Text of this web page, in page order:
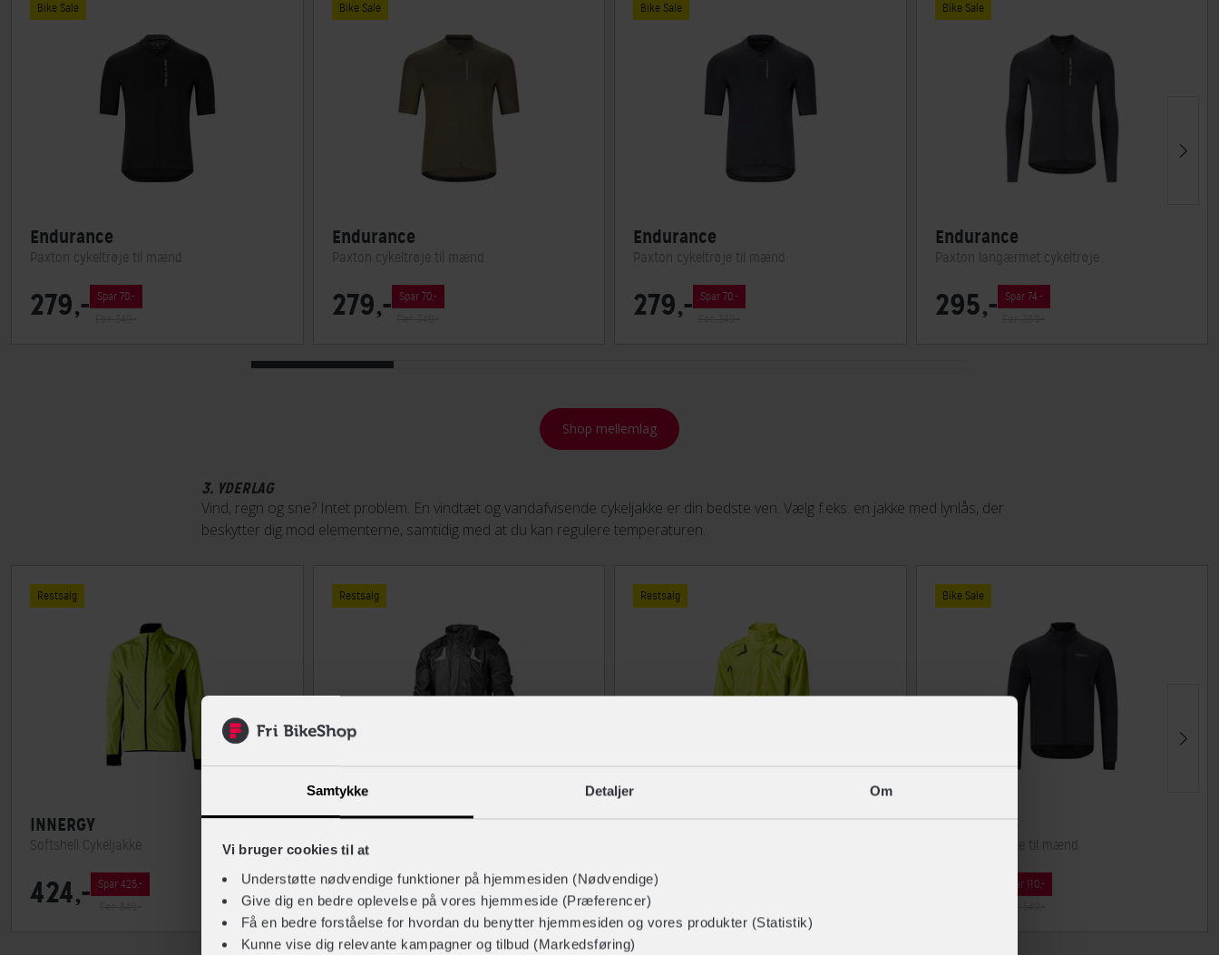
Samtykke Detaljer Om
Vi bruger cookies til at
Understøtte nødvendige funktioner på hjemmesiden (Nødvendige)
Give dig en bedre oplevelse på vores hjemmeside (Præferencer)
Få en bedre forståelse for hvordan du benytter hjemmesiden og vores produkter (Statistik)
Kunne vise dig relevante kampagner og tilbud (Markedsføring)
Bike Sale
Endurance
Paxton cykeltrøje til mænd
279,-
Spar 70,-
Bike Sale
Endurance
Paxton cykeltrøje til mænd
279,-
Spar 70,-
Bike Sale
Endurance
Paxton cykeltrøje til mænd
279,-
Spar 70,-
Bike Sale
Endurance
Paxton langærmet cykeltrøje
295,-
Spar 74,-
Shop mellemlag
3. YDERLAG
Vind, regn og sne? Intet problem. En vindtæt og vandafvisende cykeljakke er din bedste ven. Vælg f.eks. en jakke med lynlås, der
beskytter dig mod elementerne, samtidig med at du kan regulere temperaturen.
Restsalg
INNERGY
Softshell Cykeljakke
424,-
Spar 425,-
Restsalg
INNERGY
Regnjakke Commute
299,- Spar 300,-
Før: 599,-
Restsalg
419,-
Bike Sale
Titan cykeljakke til mænd
Spar 110,-